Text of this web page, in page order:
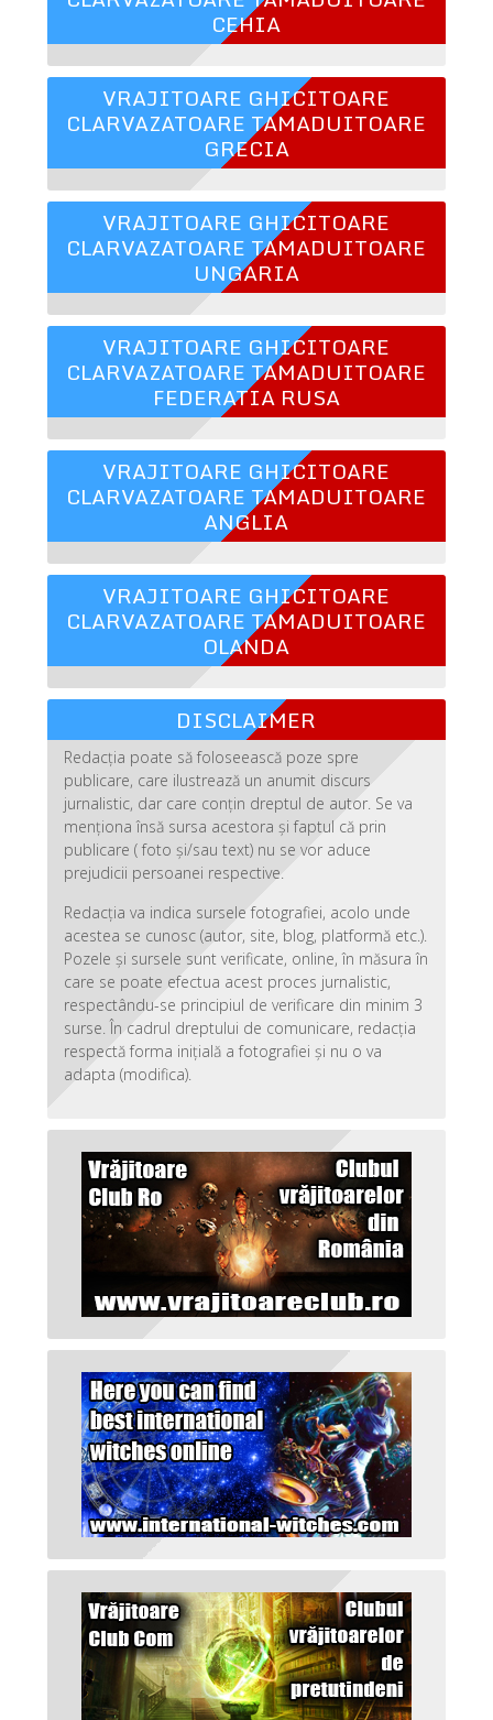
CEHIA
VRAJITOARE GHICITOARE
CLARVAZATOARE TAMADUITOARE
GRECIA
VRAJITOARE GHICITOARE
CLARVAZATOARE TAMADUITOARE
UNGARIA
VRAJITOARE GHICITOARE
CLARVAZATOARE TAMADUITOARE
FEDERATIA RUSA
VRAJITOARE GHICITOARE
CLARVAZATOARE TAMADUITOARE
ANGLIA
VRAJITOARE GHICITOARE
CLARVAZATOARE TAMADUITOARE
OLANDA
DISCLAIMER
Redacția poate să foloseească poze spre
publicare, care ilustrează un anumit discurs
jurnalistic, dar care conțin dreptul de autor. Se va
menționa însă sursa acestora și faptul că prin
publicare ( foto și/sau text) nu se vor aduce
prejudicii persoanei respective.
Redacția va indica sursele fotografiei, acolo unde
acestea se cunosc (autor, site, blog, platformă etc.).
Pozele și sursele sunt verificate, online, în măsura în
care se poate efectua acest proces jurnalistic,
respectându-se principiul de verificare din minim 3
surse. În cadrul dreptului de comunicare, redacția
respectă forma inițială a fotografiei și nu o va
adapta (modifica).